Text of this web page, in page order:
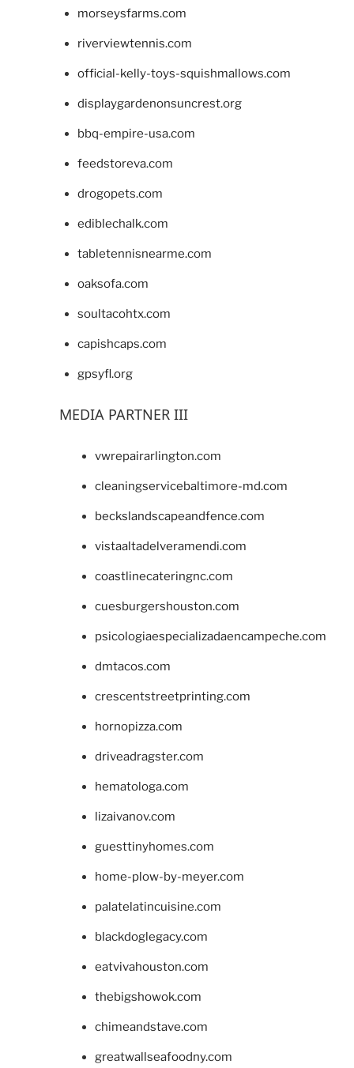
morseysfarms.com
riverviewtennis.com
official-kelly-toys-squishmallows.com
displaygardenonsuncrest.org
bbq-empire-usa.com
feedstoreva.com
drogopets.com
ediblechalk.com
tabletennisnearme.com
oaksofa.com
soultacohtx.com
capishcaps.com
gpsyfl.org
MEDIA PARTNER III
vwrepairarlington.com
cleaningservicebaltimore-md.com
beckslandscapeandfence.com
vistaaltadelveramendi.com
coastlinecateringnc.com
cuesburgershouston.com
psicologiaespecializadaencampeche.com
dmtacos.com
crescentstreetprinting.com
hornopizza.com
driveadragster.com
hematologa.com
lizaivanov.com
guesttinyhomes.com
home-plow-by-meyer.com
palatelatincuisine.com
blackdoglegacy.com
eatvivahouston.com
thebigshowok.com
chimeandstave.com
greatwallseafoodny.com